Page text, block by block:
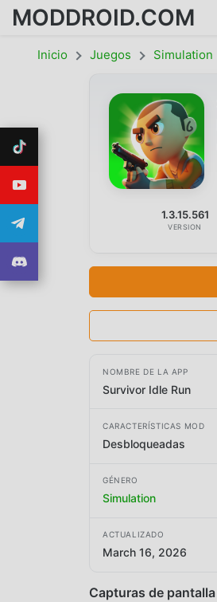
MODDROID.COM
Inicio Juegos Simulation
1.3.15.561
VERSION
NOMBRE DE LA APP
Survivor Idle Run
CARACTERÍSTICAS MOD
Desbloqueadas
GÉNERO
Simulation
ACTUALIZADO
March 16, 2026
Capturas de pantalla